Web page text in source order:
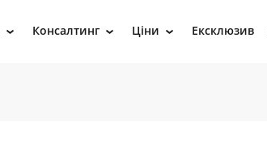
› Консалтинг › Ціни › Ексклюзив